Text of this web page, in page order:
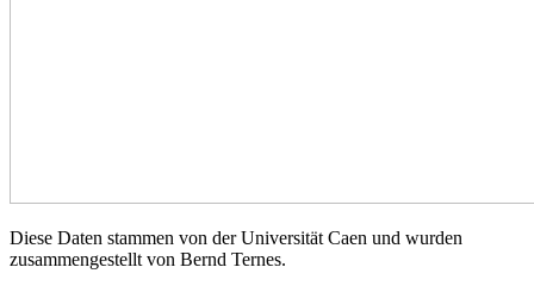
Diese Daten stammen von der Universität Caen und wurden
zusammengestellt von Bernd Ternes.